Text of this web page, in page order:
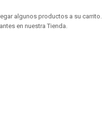
algunos productos a su carrito.
en nuestra Tienda.